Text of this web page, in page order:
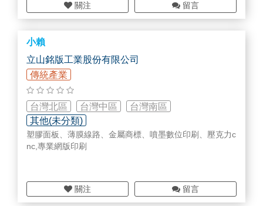
關注 留言
小賴
立山銘版工業股份有限公司
傳統產業
台灣北區 台灣中區
台灣南區
其他(未分類)
塑膠面板、薄膜線路、金屬商標、噴墨數位印刷、壓克力c
nc,專業網版印刷
關注 留言